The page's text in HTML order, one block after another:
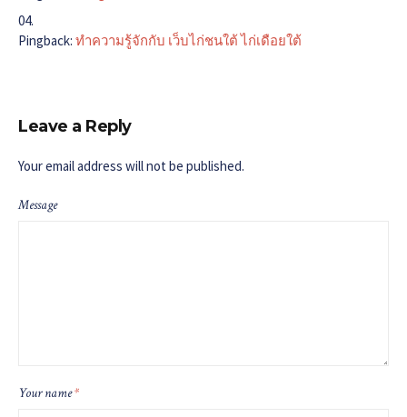
Pingback: ทำความรู้จักกับ เว็บไก่ชนใต้ ไก่เดือยใต้
Leave a Reply
Your email address will not be published.
Message
Your name*